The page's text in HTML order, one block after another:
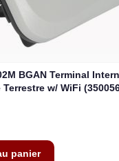
BGAN Terminal
Terrestre w/ WiFi
panier